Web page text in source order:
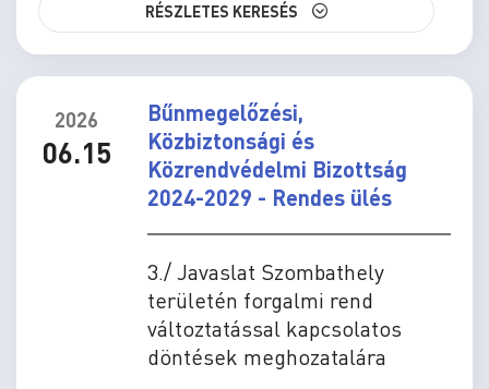
RÉSZLETES KERESÉS
2026
06.15
Bűnmegelőzési,
Közbiztonsági és
Közrendvédelmi Bizottság
2024-2029 - Rendes ülés
3./ Javaslat Szombathely
területén forgalmi rend
változtatással kapcsolatos
döntések meghozatalára